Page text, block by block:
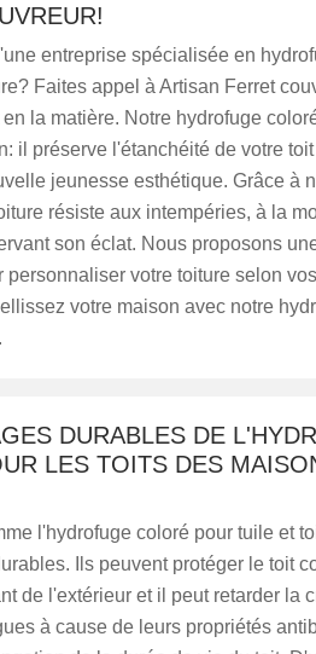
entreprise spécialisée en
Faites appel à Artisan Ferret
la matière. Notre hydrofuge
il préserve l'étanchéité de votre
jeunesse esthétique. Grâce à
résiste aux intempéries, à la
son éclat. Nous proposons
personnaliser votre toiture selon
votre maison avec notre
DURABLES DE
LES TOITS DES
l'hydrofuge coloré pour tuile et
Ils peuvent protéger le toit
de l'extérieur et il peut retarder la
à cause de leurs propriétés